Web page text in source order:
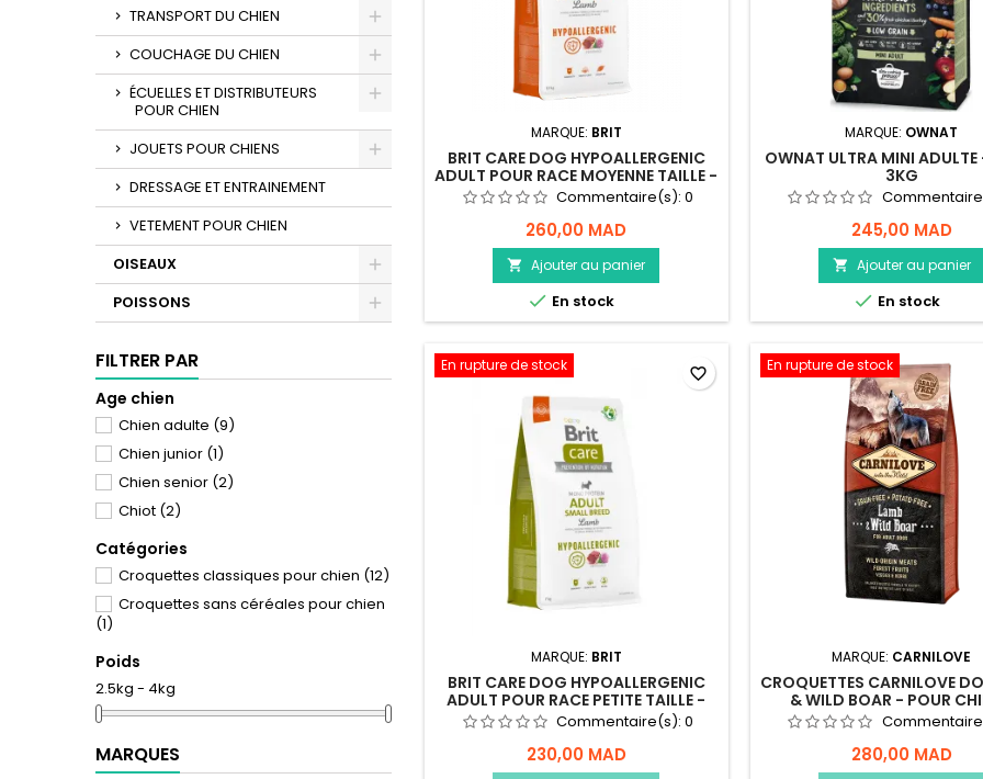
TRANSPORT DU CHIEN
COUCHAGE DU CHIEN
ÉCUELLES ET DISTRIBUTEURS
POUR CHIEN
JOUETS POUR CHIENS
DRESSAGE ET ENTRAINEMENT
VETEMENT POUR CHIEN
OISEAUX
POISSONS
FILTRER PAR
Age chien
Chien adulte (9)
Chien junior (1)
Chien senior (2)
Chiot (2)
Catégories
Croquettes classiques pour chien (12)
Croquettes sans céréales pour chien
(1)
Poids
2.5kg - 4kg
MARQUES
MARQUE: BRIT
BRIT CARE DOG HYPOALLERGENIC
ADULT POUR RACE MOYENNE TAILLE -
3KG
Commentaire(s):0
260,00 MAD
 Ajouter au panier
 En stock
MARQUE: OWNAT
OWNAT ULTRA MINI ADULTE
3KG
245,00 MAD
 Ajouter au panier
 En stock
En rupture de stock
MARQUE: BRIT
BRIT CARE DOG HYPOALLERGENIC
ADULT POUR RACE PETITE TAILLE -
3KG
Commentaire(s):0
230,00 MAD
favorite_border En rupture de stock
MARQUE: CARNILOVE
CROQUETTES CARNILOVE
& WILD BOAR - POUR
ADULTE - 4KG
280,00 MAD